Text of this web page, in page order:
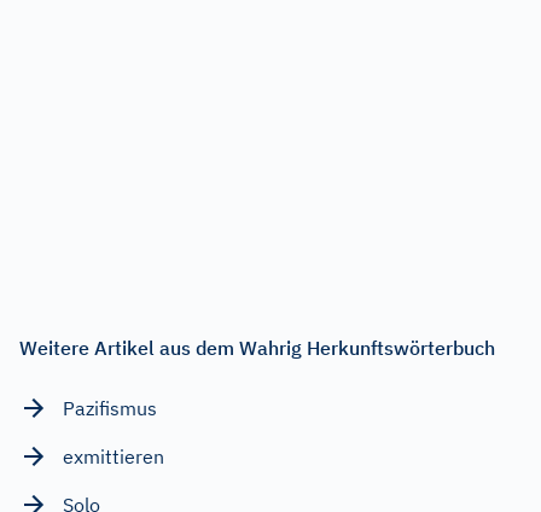
Weitere Artikel aus dem Wahrig Herkunftswörterbuch
Pazifismus
exmittieren
Solo